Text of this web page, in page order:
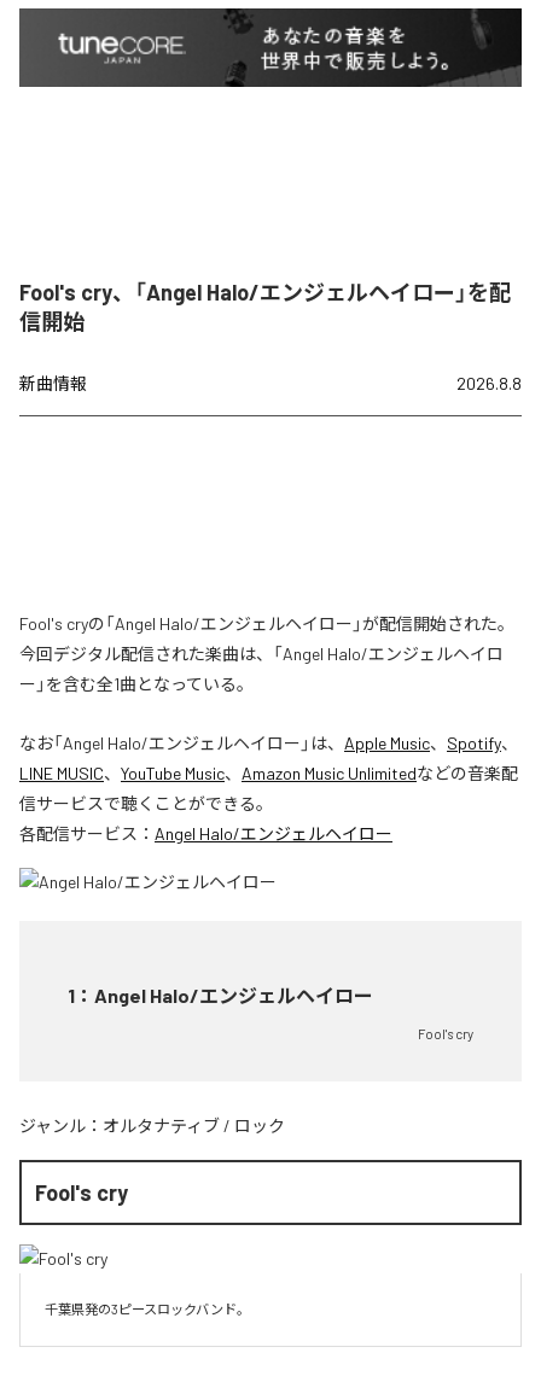
Fool's cry、「Angel Halo/エンジェルヘイロー」を配
信開始
新曲情報 2026.8.8
Fool's cryの「Angel Halo/エンジェルヘイロー」が配信開始された。
今回デジタル配信された楽曲は、「Angel Halo/エンジェルヘイロ
ー」を含む全1曲となっている。
なお「Angel Halo/エンジェルヘイロー 」は、 Apple Music、 Spotify、
LINE MUSIC、 YouTube Music、 Amazon Music Unlimitedなどの音楽配
信サービスで聴くことができる。
各配信サービス： Angel Halo/エンジェルヘイロー
1 ： Angel Halo/エンジェルヘイロー
Fool's cry
ジャンル： オルタナティブ / ロック
Fool's cry
千葉県発の3ピースロックバンド。